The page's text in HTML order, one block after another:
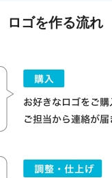
ロゴを作る流れ